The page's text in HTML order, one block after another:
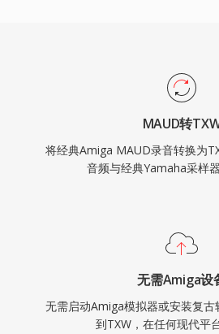
MAUD转
将经典Amiga MAUD录音转换为
音频与经典Yamaha采样器
无需Amiga设
无需启动Amiga模拟器或安装复
到TXW，在任何现代平